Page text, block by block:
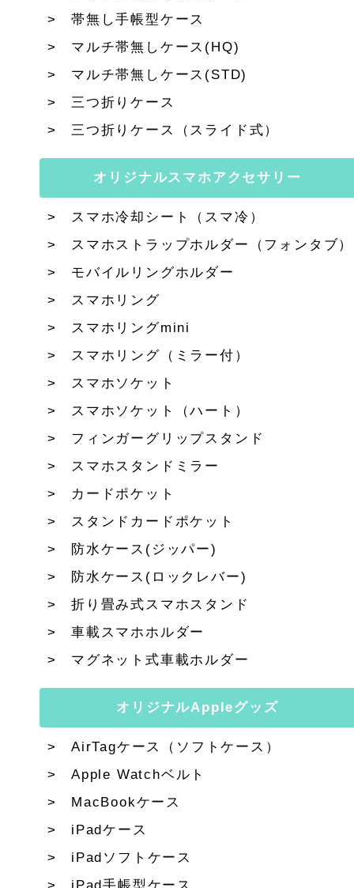
帯無し手帳型ケース
マルチ帯無しケース(HQ)
マルチ帯無しケース(STD)
三つ折りケース
三つ折りケース（スライド式）
オリジナルスマホアクセサリー
スマホ冷却シート（スマ冷）
スマホストラップホルダー（フォンタブ）
モバイルリングホルダー
スマホリング
スマホリングmini
スマホリング（ミラー付）
スマホソケット
スマホソケット（ハート）
フィンガーグリップスタンド
スマホスタンドミラー
カードポケット
スタンドカードポケット
防水ケース(ジッパー)
防水ケース(ロックレバー)
折り畳み式スマホスタンド
車載スマホホルダー
マグネット式車載ホルダー
オリジナルAppleグッズ
AirTagケース（ソフトケース）
Apple Watchベルト
MacBookケース
iPadケース
iPadソフトケース